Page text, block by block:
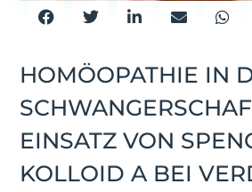
HOMÖOPATHIE IN
EINSATZ VON
KOLLOID A BEI